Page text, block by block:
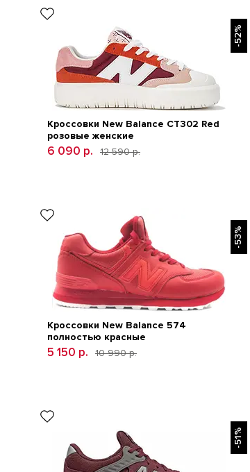
-52%
Кроссовки New Balance CT302 Red
розовые женские
6 090 р. 12 590 р.
-53%
Кроссовки New Balance 574
полностью красные
5 150 р. 10 990 р.
-51%